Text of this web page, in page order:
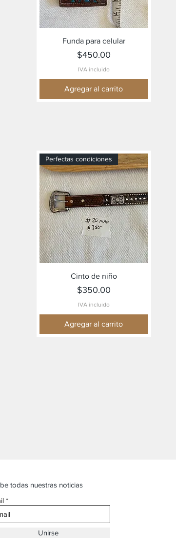
Vista rápida
Funda para celular
Precio
$450.00
IVA incluido
Agregar al carrito
Vista rápida
Perfectas condiciones
Cinto de niño
Precio
$350.00
IVA incluido
Agregar al carrito
todas nuestras noticias
Unirse